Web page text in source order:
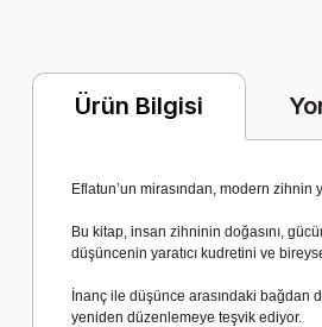
Ürün Bilgisi
Eflatun’un mirasından, modern zihnin
Bu kitap, insan zihninin doğasını,
düşüncenin yaratıcı kudretini ve
İnanç ile düşünce arasındaki bağdan
yeniden düzenlemeye teşvik ediyor.